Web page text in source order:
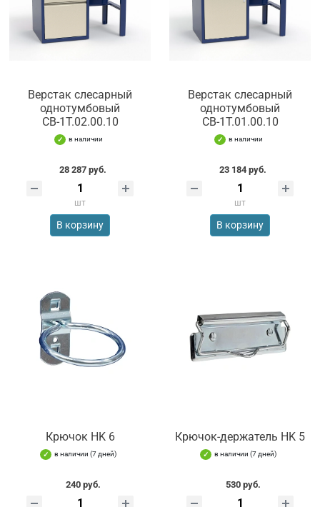
Верстак слесарный
однотумбовый
СВ-1Т.02.00.10
в наличии
28 287 руб.
шт
В корзину
Верстак слесарный
однотумбовый
СВ-1Т.01.00.10
в наличии
23 184 руб.
шт
В корзину
Крючок HK 6
в наличии (7 дней)
240 руб.
Крючок-держатель HK 5
в наличии (7 дней)
530 руб.